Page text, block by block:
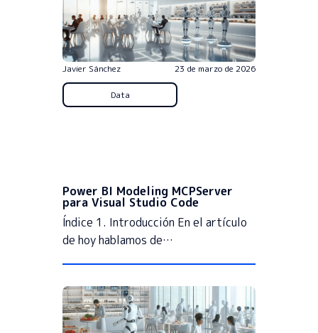
Javier Sánchez 23 de marzo de 2026
Data
Power BI Modeling MCPServer
para Visual Studio Code
Índice 1. Introducción En el artículo
de hoy hablamos de…